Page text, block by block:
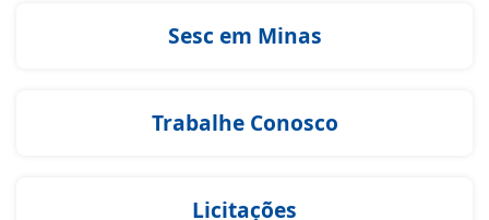
Sesc em Minas
Trabalhe Conosco
Licitações